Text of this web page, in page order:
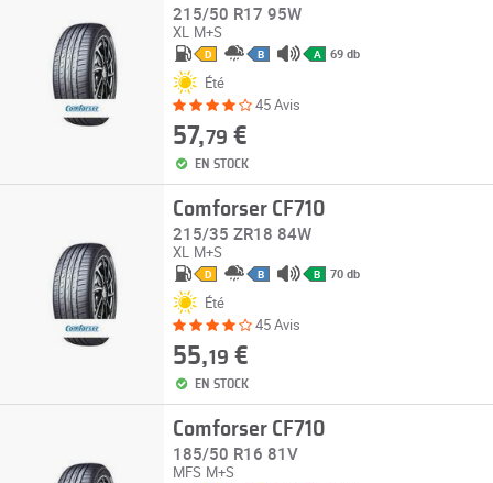
215/50 R17 95W
XL M+S
D B A 69 db
Été
45 Avis
57,79 €
EN STOCK
Comforser CF710
215/35 ZR18 84W
XL M+S
D B B 70 db
Été
45 Avis
55,19 €
EN STOCK
Comforser CF710
185/50 R16 81V
MFS M+S